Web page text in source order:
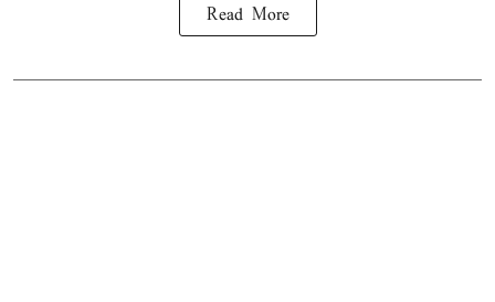
Read More